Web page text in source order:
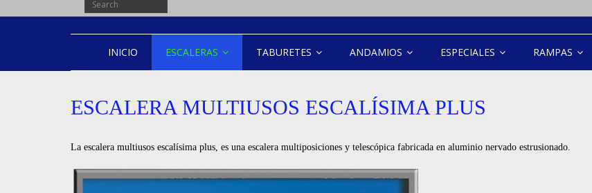
INICIO ESCALERAS TABURETES ANDAMIOS ESPECIALES RAMPAS
ESCALERA MULTIUSOS ESCALÍSIMA PLUS
La escalera multiusos escalísima plus, es una escalera multiposiciones y telescópica fabricada en aluminio nervado estrusionado.